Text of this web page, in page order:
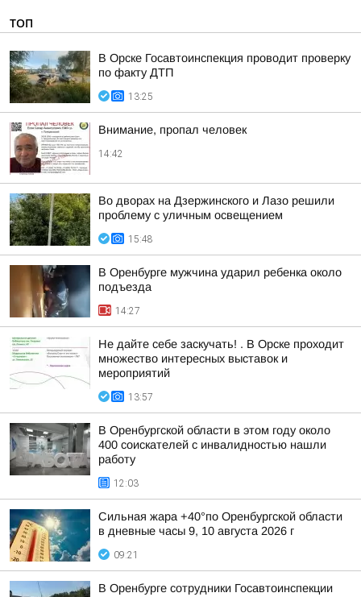
ТОП
В Орске Госавтоинспекция проводит проверку
по факту ДТП
13:25
Внимание, пропал человек
14:42
Во дворах на Дзержинского и Лазо решили
проблему с уличным освещением
15:48
В Оренбурге мужчина ударил ребенка около
подъезда
14:27
Не дайте себе заскучать! . В Орске проходит
множество интересных выставок и
мероприятий
13:57
В Оренбургской области в этом году около
400 соискателей с инвалидностью нашли
работу
12:03
Сильная жара +40°по Оренбургской области
в дневные часы 9, 10 августа 2026 г
09:21
В Оренбурге сотрудники Госавтоинспекции